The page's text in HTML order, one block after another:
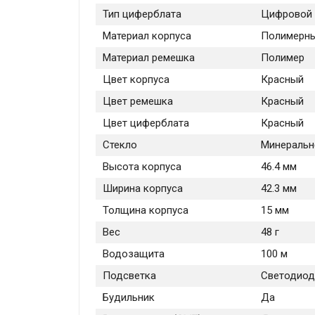
Тип циферблата
Цифровой
Материал корпуса
Материал ремешка
Полимер
Цвет корпуса
Красный
Цвет ремешка
Красный
Цвет циферблата
Красный
Стекло
Высота корпуса
46.4 мм
Ширина корпуса
42.3 мм
Толщина корпуса
15 мм
Вес
48 г
Водозащита
100 м
Подсветка
Будильник
Да